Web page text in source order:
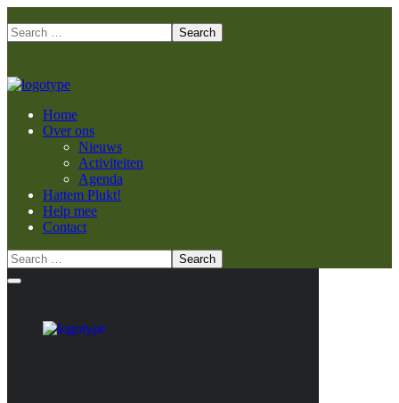
Home
Over ons
Nieuws
Activiteiten
Agenda
Hattem Plukt!
Help mee
Contact